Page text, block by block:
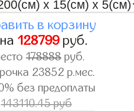
в корзину
128799руб.
178888руб.
23852 р.мес.
без предоплаты
143110.45 руб